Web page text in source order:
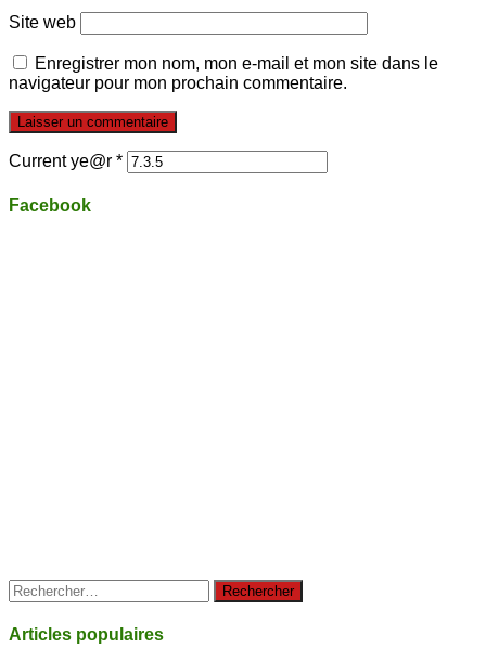
Site web
Enregistrer mon nom, mon e-mail et mon site dans le
navigateur pour mon prochain commentaire.
Current ye@r *
Facebook
Rechercher :
Articles populaires